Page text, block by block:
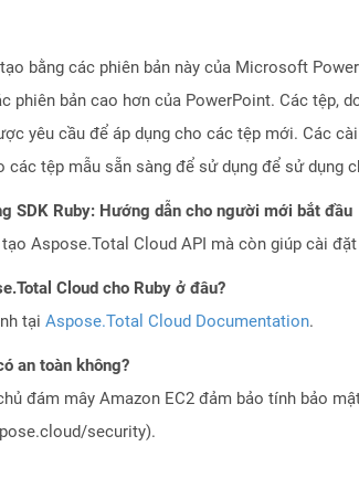
bằng các phiên bản này của Microsoft
phiên bản cao hơn của PowerPoint. Các
yêu cầu để áp dụng cho các tệp mới. Các
tệp mẫu sẵn sàng để sử dụng để sử dụng
SDK Ruby: Hướng dẫn cho người mới bắt đầu
Aspose.Total Cloud API mà còn giúp cài
Cloud cho Ruby ở đâu?
tại Aspose.Total Cloud Documentation.
an toàn không?
đám mây Amazon EC2 đảm bảo tính bảo
security).